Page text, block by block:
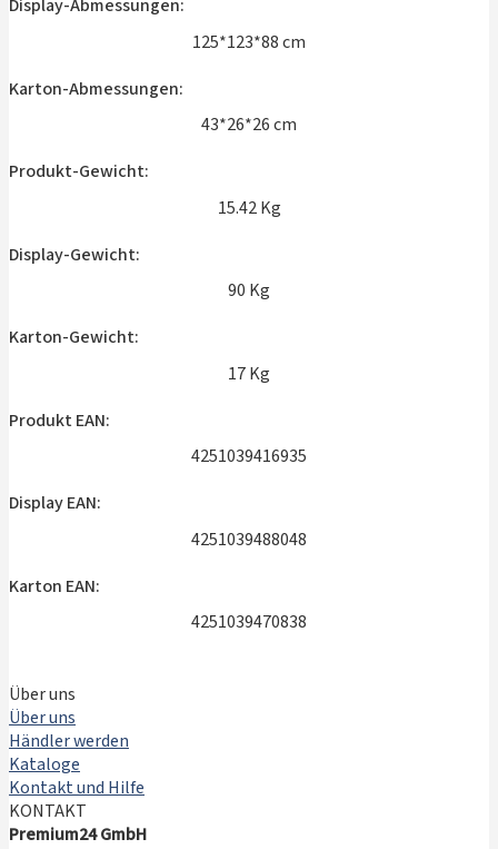
Display-Abmessungen:
125*123*88 cm
Karton-Abmessungen:
43*26*26 cm
Produkt-Gewicht:
15.42 Kg
Display-Gewicht:
90 Kg
Karton-Gewicht:
17 Kg
Produkt EAN:
4251039416935
Display EAN:
4251039488048
Karton EAN:
4251039470838
Über uns
Über uns
Händler werden
Kataloge
Kontakt und Hilfe
KONTAKT
Premium24 GmbH